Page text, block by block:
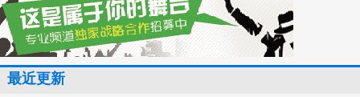
最近更新